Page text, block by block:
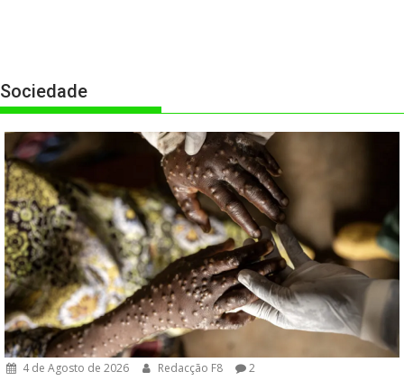
Sociedade
4 de Agosto de 2026 Redacção F8 2